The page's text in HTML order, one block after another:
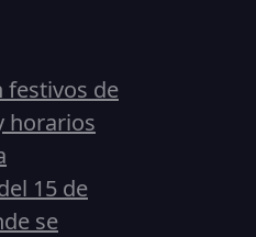
festivos de
horarios
15 de
se